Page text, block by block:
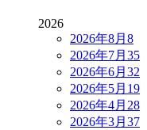
2026
2026年8月 8
2026年7月 35
2026年6月 32
2026年5月 19
2026年4月 28
2026年3月 37